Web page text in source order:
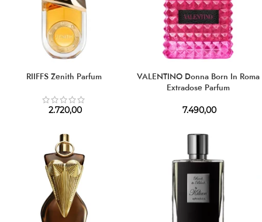
RIIFFS Zenith Parfum
2.720,00
VALENTINO Donna Born In Roma
Extradose Parfum
7.490,00